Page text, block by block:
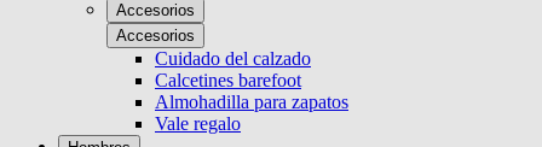
Accesorios
Accesorios
Cuidado del calzado
Calcetines barefoot
Almohadilla para zapatos
Vale regalo